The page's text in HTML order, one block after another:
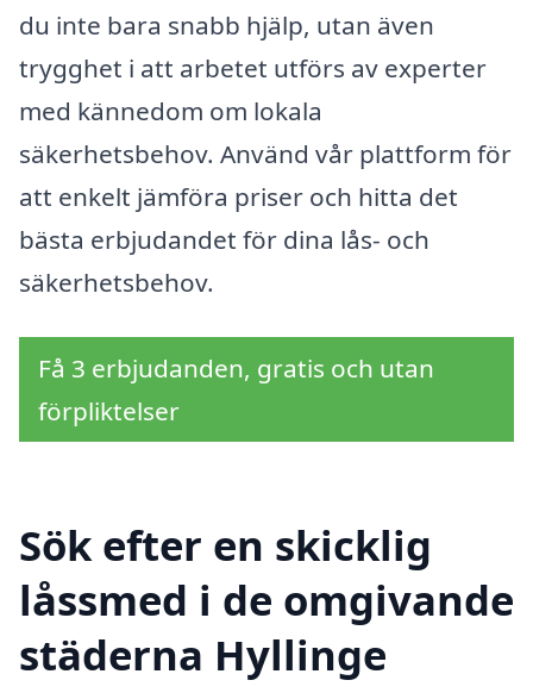
du inte bara snabb hjälp, utan även
trygghet i att arbetet utförs av experter
med kännedom om lokala
säkerhetsbehov. Använd vår plattform för
att enkelt jämföra priser och hitta det
bästa erbjudandet för dina lås- och
säkerhetsbehov.
Få 3 erbjudanden, gratis och utan
förpliktelser
Sök efter en skicklig
låssmed i de omgivande
städerna Hyllinge